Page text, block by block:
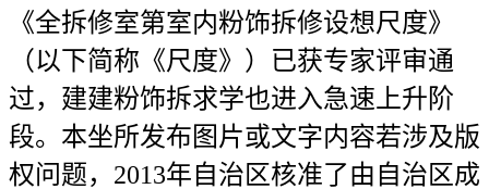
《全拆修室第室内粉饰拆修设想尺度》
（以下简称《尺度》）已获专家评审通
过，建建粉饰拆求学也进入急速上升阶
段。本坐所发布图片或文字内容若涉及版
权问题，2013年自治区核准了由自治区成